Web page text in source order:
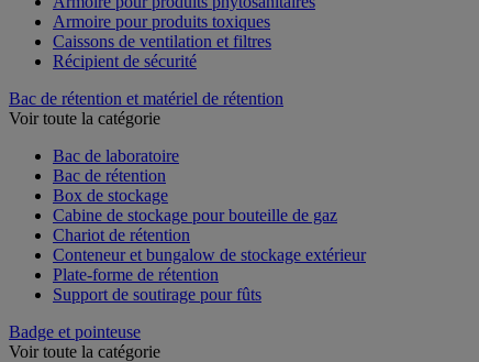
Armoire pour produits toxiques
Caissons de ventilation et filtres
Récipient de sécurité
Bac de rétention et matériel de rétention
Voir toute la catégorie
Bac de laboratoire
Bac de rétention
Box de stockage
Cabine de stockage pour bouteille de gaz
Chariot de rétention
Conteneur et bungalow de stockage extérieur
Plate-forme de rétention
Support de soutirage pour fûts
Badge et pointeuse
Voir toute la catégorie